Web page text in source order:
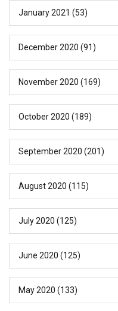
January 2021 (53)
December 2020 (91)
November 2020 (169)
October 2020 (189)
September 2020 (201)
August 2020 (115)
July 2020 (125)
June 2020 (125)
May 2020 (133)